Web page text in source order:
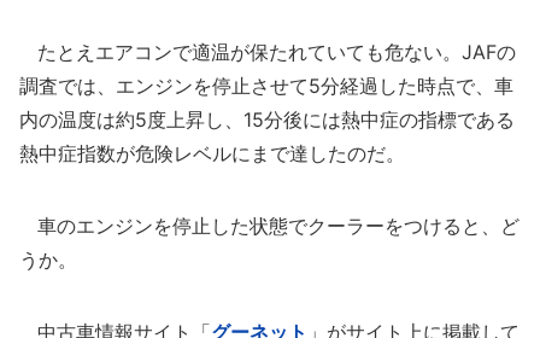
たとえエアコンで適温が保たれていても危ない。JAFの
調査では、エンジンを停止させて5分経過した時点で、車
内の温度は約5度上昇し、15分後には熱中症の指標である
熱中症指数が危険レベルにまで達したのだ。
車のエンジンを停止した状態でクーラーをつけると、ど
うか。
中古車情報サイト「グーネット 」がサイト上に掲載して